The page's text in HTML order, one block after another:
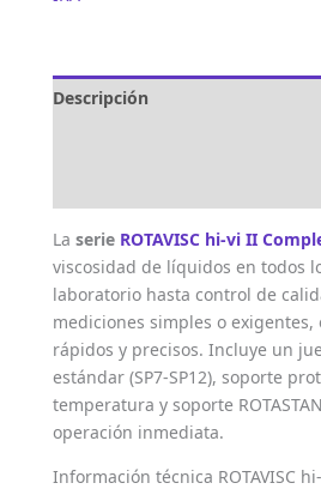
Descripción
La serie ROTAVISC hi-vi II
viscosidad de líquidos en todos
laboratorio hasta control de
mediciones simples o exigentes,
rápidos y precisos. Incluye un
estándar (SP7-SP12), soporte
temperatura y soporte
operación inmediata.
Información técnica ROTAVISC